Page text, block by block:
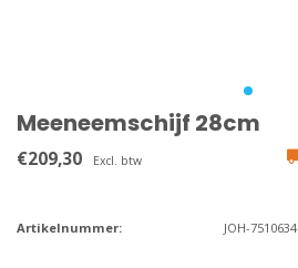
Meeneemschijf 28cm
€209,30 Excl. btw
Artikelnummer: JOH-7510634